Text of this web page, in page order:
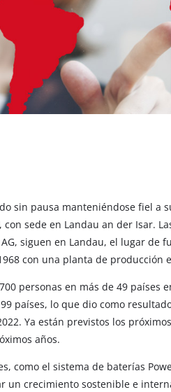
productos Power X-Change
Power X-Change
de jardín Power X-Change
Aspiradoras de
Partidores
sin pausa manteniéndose fiel a
sede en Landau an der Isar.
siguen en Landau, el lugar de
con una planta de producción
personas en más de 49 países
países, lo que dio como
Ya están previstos los
años.
como el sistema de baterías
un crecimiento sostenible e